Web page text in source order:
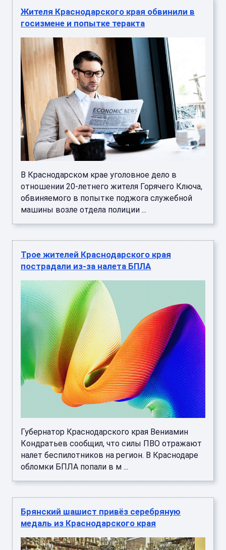
Жителя Краснодарского края обвинили в
госизмене и попытке теракта
В Краснодарском крае уголовное дело в
отношении 20-летнего жителя Горячего Ключа,
обвиняемого в попытке поджога служебной
машины возле отдела полиции ...
Трое жителей Краснодарского края
пострадали из-за налета БПЛА
Губернатор Краснодарского края Вениамин
Кондратьев сообщил, что силы ПВО отражают
налет беспилотников на регион. В Краснодаре
обломки БПЛА попали в м ...
Брянский шашист привёз серебряную
медаль из Краснодарского края